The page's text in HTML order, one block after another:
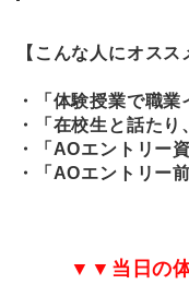
【こんな人にオスス
・「体験授業で職業
・「在校生と話た
・「AOエントリー
・「AOエントリー
▼▼当日の